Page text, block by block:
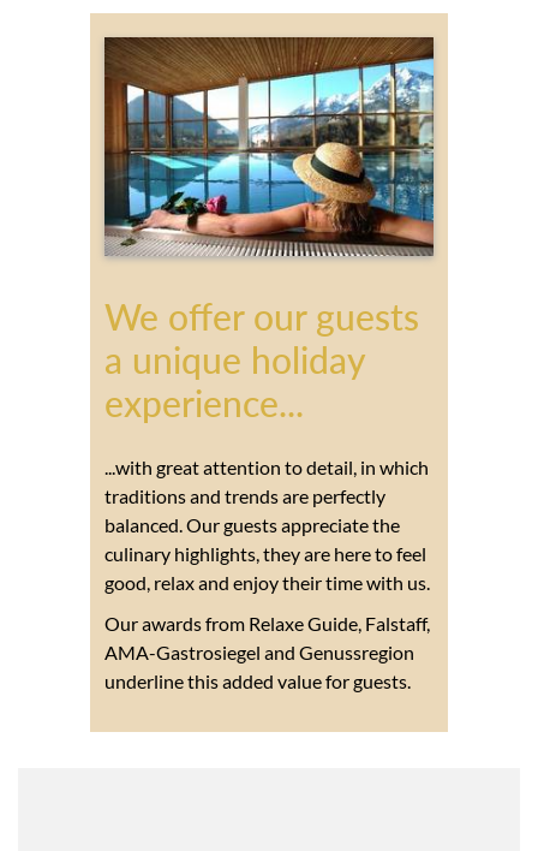
We offer our guests
a unique holiday
experience...
...with great attention to detail, in which
traditions and trends are perfectly
balanced. Our guests appreciate the
culinary highlights, they are here to feel
good, relax and enjoy their time with us.
Our awards from Relaxe Guide, Falstaff,
AMA-Gastrosiegel and Genussregion
underline this added value for guests.